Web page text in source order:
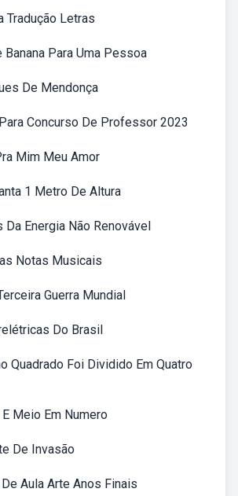
Tradução Letras
Banana Para Uma Pessoa
De Mendonça
Concurso De Professor 2023
Mim Meu Amor
1 Metro De Altura
Da Energia Não Renovável
Notas Musicais
Guerra Mundial
Do Brasil
Quadrado Foi Dividido Em Quatro
Meio Em Numero
De Invasão
Aula Arte Anos Finais